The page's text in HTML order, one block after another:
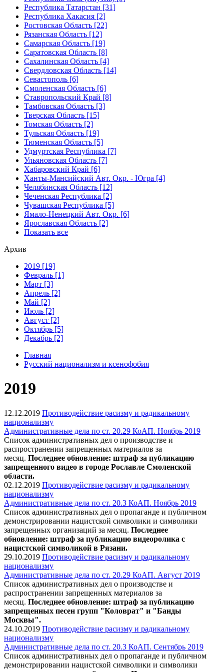
Республика Татарстан [31]
Республика Хакасия [2]
Ростовская Область [22]
Рязанская Область [12]
Самарская Область [19]
Саратовская Область [8]
Сахалинская Область [4]
Свердловская Область [14]
Севастополь [6]
Смоленская Область [6]
Ставропольский Край [8]
Тамбовская Область [3]
Тверская Область [15]
Томская Область [2]
Тульская Область [19]
Тюменская Область [5]
Удмуртская Республика [7]
Ульяновская Область [7]
Хабаровский Край [6]
Ханты-Мансийский Авт. Окр. - Югра [4]
Челябинская Область [12]
Чеченская Республика [2]
Чувашская Республика [5]
Ямало-Ненецкий Авт. Окр. [6]
Ярославская Область [2]
Показать все
Архив
2019 [19]
Февраль [1]
Март [3]
Апрель [2]
Май [2]
Июль [2]
Август [2]
Октябрь [5]
Декабрь [2]
Главная
Русский национализм и ксенофобия
2019
12.12.2019 Противодействие расизму и радикальному
национализму
Административные дела по ст. 20.29 КоАП. Ноябрь 2019
Список административных дел о производстве и
распространении запрещенных материалов за
месяц. Последнее обновление: штраф за публикацию
запрещенного видео в городе Рославле Смоленской
области.
02.12.2019 Противодействие расизму и радикальному
национализму
Административные дела по ст. 20.3 КоАП. Ноябрь 2019
Список административных дел о пропаганде и публичном
демонстрировании нацистской символики и символики
запрещенных организаций за месяц. Последнее
обновление: штраф за публикацию видеоролика с
нацистской символикой в Рязани.
29.10.2019 Противодействие расизму и радикальному
национализму
Административные дела по ст. 20.29 КоАП. Август 2019
Список административных дел о производстве и
распространении запрещенных материалов за
месяц. Последнее обновление: штраф за публикацию
запрещенных песен групп "Коловрат" и "Банды
Москвы".
24.10.2019 Противодействие расизму и радикальному
национализму
Административные дела по ст. 20.3 КоАП. Сентябрь 2019
Список административных дел о пропаганде и публичном
демонстрировании нацистской символики и символики